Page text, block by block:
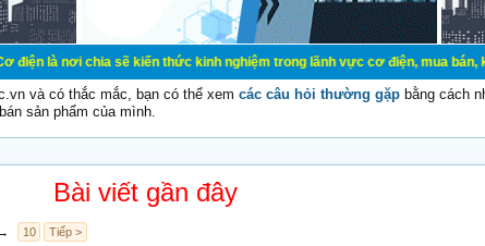
chia sẽ kiến thức kinh nghiệm trong lãnh vực cơ điện, mua bán, ký gửi,
và có thắc mắc, bạn có thể xem các câu hỏi thường gặp bằng cách
sản phẩm của mình.
Bài viết gần đây
→ 10 Tiếp >